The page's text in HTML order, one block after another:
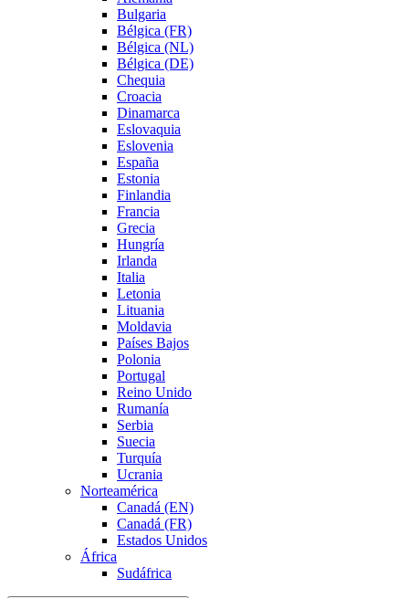
Bulgaria
Bélgica (FR)
Bélgica (NL)
Bélgica (DE)
Chequia
Croacia
Dinamarca
Eslovaquia
Eslovenia
España
Estonia
Finlandia
Francia
Grecia
Hungría
Irlanda
Italia
Letonia
Lituania
Moldavia
Países Bajos
Polonia
Portugal
Reino Unido
Rumanía
Serbia
Suecia
Turquía
Ucrania
Norteamérica
Canadá (EN)
Canadá (FR)
Estados Unidos
África
Sudáfrica